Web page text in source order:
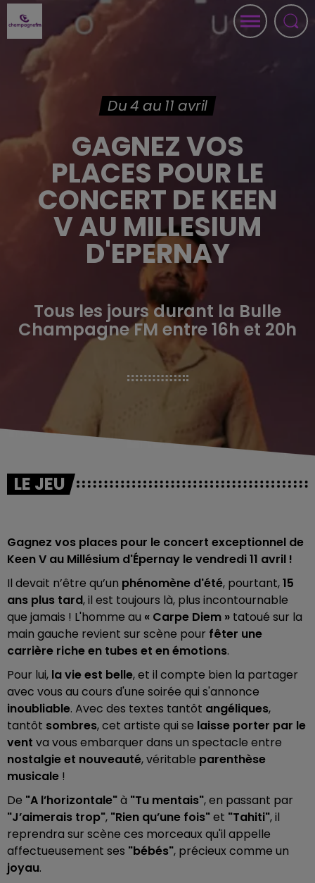
Du 4 au 11 avril
GAGNEZ VOS
PLACES POUR LE
CONCERT DE KEEN
V AU MILLESIUM
D'EPERNAY
Tous les jours durant la Bulle
Champagne FM entre 16h et 20h
LE JEU
Gagnez vos places pour le concert exceptionnel de
Keen V au Millésium d'Épernay le vendredi 11 avril !
Il devait n’être qu’un phénomène d'été, pourtant,15
ans plus tard, il est toujours là, plus incontournable
que jamais ! L'homme au « Carpe Diem » tatoué sur la
main gauche revient sur scène pour fêter une
carrière riche en tubes et en émotions.
Pour lui, la vie est belle, et il compte bien la partager
avec vous au cours d'une soirée qui s'annonce
inoubliable. Avec des textes tantôt angéliques,
tantôt sombres, cet artiste qui se laisse porter par le
vent va vous embarquer dans un spectacle entre
nostalgie et nouveauté, véritable parenthèse
musicale !
De "A l’horizontale"à "Tu mentais", en passant par
"J’aimerais trop", "Rien qu’une fois"et "Tahiti", il
reprendra sur scène ces morceaux qu'il appelle
affectueusement ses "bébés", précieux comme un
joyau.